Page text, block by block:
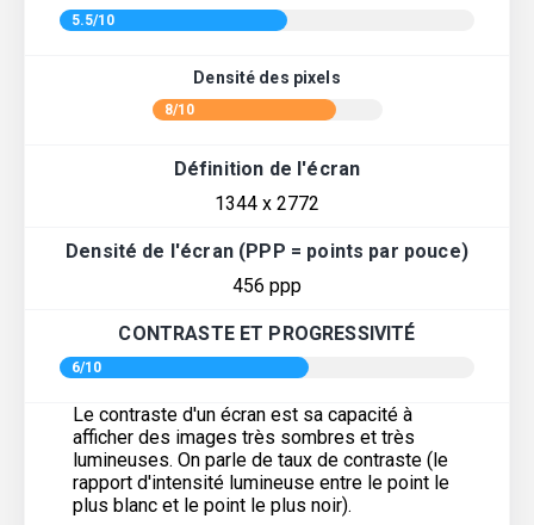
5.5/10
Densité des pixels
8/10
Définition de l'écran
1344 x 2772
Densité de l'écran (PPP = points par pouce)
456 ppp
CONTRASTE ET PROGRESSIVITÉ
6/10
Le contraste d'un écran est sa capacité à
afficher des images très sombres et très
lumineuses. On parle de taux de contraste (le
rapport d'intensité lumineuse entre le point le
plus blanc et le point le plus noir).